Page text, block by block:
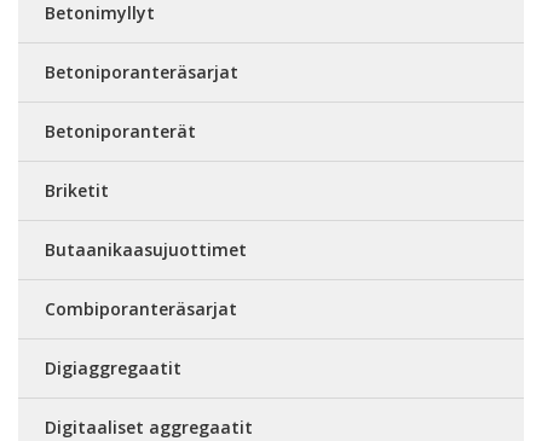
Betonimyllyt
Betoniporanteräsarjat
Betoniporanterät
Briketit
Butaanikaasujuottimet
Combiporanteräsarjat
Digiaggregaatit
Digitaaliset aggregaatit